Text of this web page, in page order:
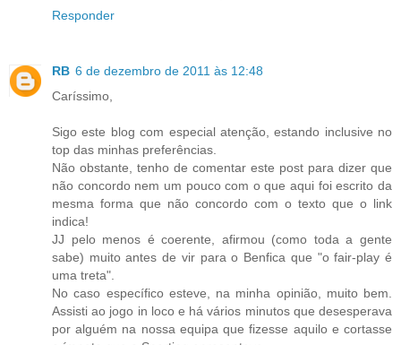
Responder
RB 6 de dezembro de 2011 às 12:48
Caríssimo,
Sigo este blog com especial atenção, estando inclusive no
top das minhas preferências.
Não obstante, tenho de comentar este post para dizer que
não concordo nem um pouco com o que aqui foi escrito da
mesma forma que não concordo com o texto que o link
indica!
JJ pelo menos é coerente, afirmou (como toda a gente
sabe) muito antes de vir para o Benfica que "o fair-play é
uma treta".
No caso específico esteve, na minha opinião, muito bem.
Assisti ao jogo in loco e há vários minutos que desesperava
por alguém na nossa equipa que fizesse aquilo e cortasse